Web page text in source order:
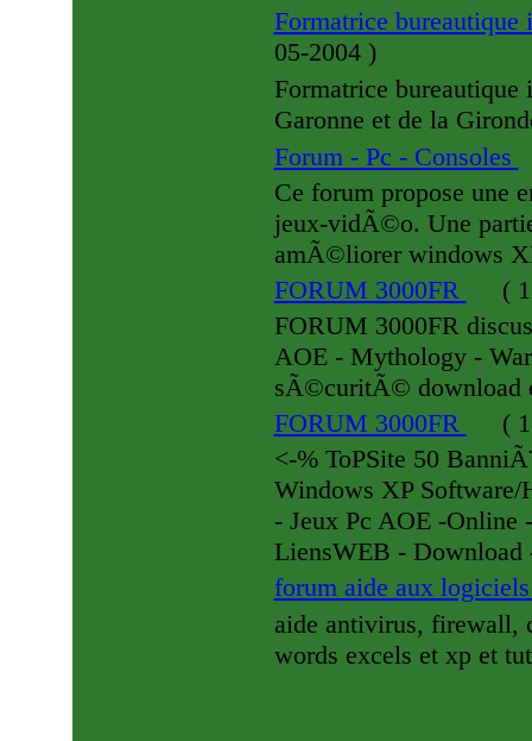
Formatrice
05-2004 )
Formatrice
Garonne et de la
Forum - Pc - Consoles
Ce forum propose une
jeux-vidÃ©o. Une
amÃ©liorer windows
FORUM 3000FR
(
FORUM 3000FR
AOE - Mythology -
sÃ©curitÃ© download
FORUM 3000FR
(
<-% ToPSite 50
Windows XP Software/
- Jeux Pc AOE -
LiensWEB - Download
forum aide aux
aide antivirus, firewall,
words excels et xp et